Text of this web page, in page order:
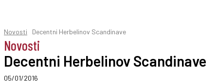
Novosti Decentni Herbelinov Scandinave
Novosti
Decentni Herbelinov Scandinave
05/01/2016